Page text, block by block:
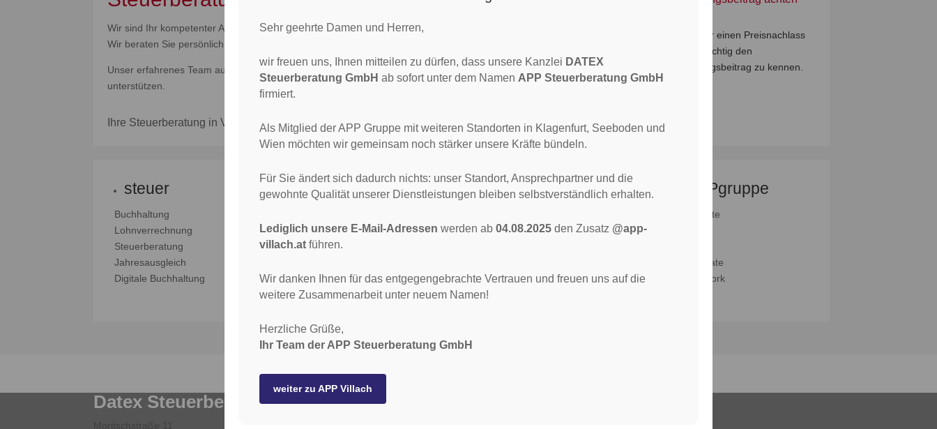
Wir sind Ihr kompetenter Ansprechpartner in Kärnten für die vielfältigen Anliegen rund um Ihre betrieblichen Aufgaben.
Wir beraten Sie persönlich und stehen Ihnen auch als Mediator zur Seite.
Unser erfahrenes Team aus kompetenten Steuerexperten steht Ihnen zur Seite, um Ihr Unternehmen optimal zu
unterstützen.
Ihre Steuerberatung in Villach, Kärnten – Unterm Strich mehr Erfolg!
Auch für einen Preisnachlass
ist es wichtig den
Deckungsbeitrag zu kennen.
steuer
Buchhaltung
Lohnverrechnung
Steuerberatung
Jahresausgleich
Digitale Buchhaltung
wirtschaft
Rechtsformberatung
Umgründung
Unternehmensbewertung
mediation
Gesprächsführung
Begleitung
APPgruppe
Standorte
APPtodate
APPtowork
Sehr geehrte Damen und Herren,
wir freuen uns, Ihnen mitteilen zu dürfen, dass unsere Kanzlei DATEX
Steuerberatung GmbH ab sofort unter dem Namen APP Steuerberatung GmbH
firmiert.
Als Mitglied der APP Gruppe mit weiteren Standorten in Klagenfurt, Seeboden und
Wien möchten wir gemeinsam noch stärker unsere Kräfte bündeln.
Für Sie ändert sich dadurch nichts: unser Standort, Ansprechpartner und die
gewohnte Qualität unserer Dienstleistungen bleiben selbstverständlich erhalten.
Lediglich unsere E-Mail-Adressen werden ab 04.08.2025 den Zusatz @app-
villach.at führen.
Wir danken Ihnen für das entgegengebrachte Vertrauen und freuen uns auf die
weitere Zusammenarbeit unter neuem Namen!
Herzliche Grüße,
Ihr Team der APP Steuerberatung GmbH
weiter zu APP Villach
Datex Steuerberatung